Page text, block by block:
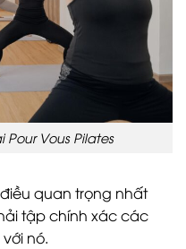
Pour Vous Pilates
quan trọng nhất
tập chính xác các
nó.